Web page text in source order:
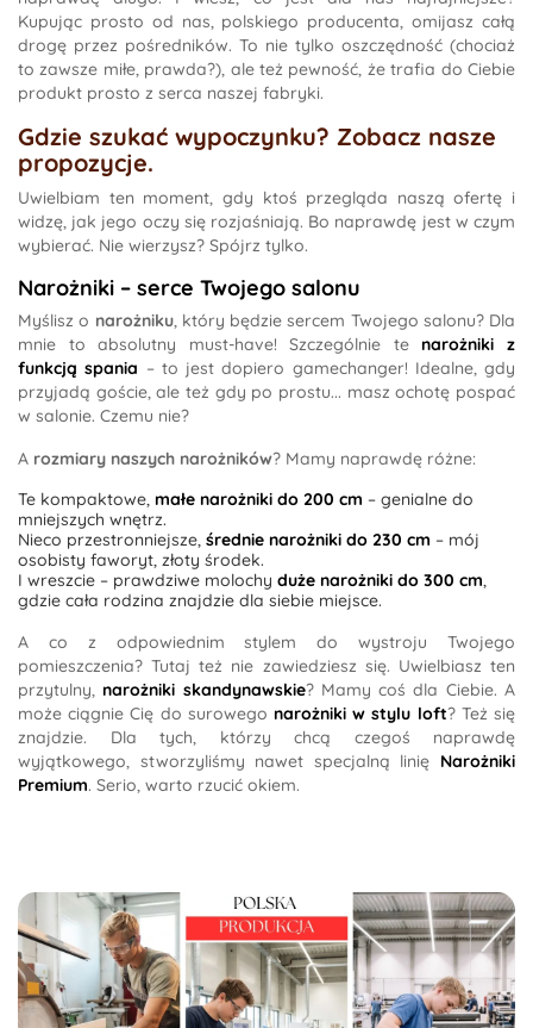
Kupując prosto od nas, polskiego producenta, omijasz całą
drogę przez pośredników. To nie tylko oszczędność (chociaż
to zawsze miłe, prawda?), ale też pewność, że trafia do Ciebie
produkt prosto z serca naszej fabryki.
Gdzie szukać wypoczynku? Zobacz nasze
propozycje.
Uwielbiam ten moment, gdy ktoś przegląda naszą ofertę i
widzę, jak jego oczy się rozjaśniają. Bo naprawdę jest w czym
wybierać. Nie wierzysz? Spójrz tylko.
Narożniki – serce Twojego salonu
Myślisz o narożniku, który będzie sercem Twojego salonu? Dla
mnie to absolutny must-have! Szczególnie tenarożniki z
funkcją spania – to jest dopiero gamechanger! Idealne, gdy
przyjadą goście, ale też gdy po prostu... masz ochotę pospać
w salonie. Czemu nie?
A rozmiary naszych narożników? Mamy naprawdę różne:
Te kompaktowe, małe narożniki do 200 cm – genialne do
mniejszych wnętrz.
Nieco przestronniejsze, średnie narożniki do 230 cm – mój
osobisty faworyt, złoty środek.
I wreszcie – prawdziwe molochy duże narożniki do 300 cm,
gdzie cała rodzina znajdzie dla siebie miejsce.
A co z odpowiednim stylem do wystroju Twojego
pomieszczenia? Tutaj też nie zawiedziesz się. Uwielbiasz ten
przytulny,narożniki skandynawskie? Mamy coś dla Ciebie. A
może ciągnie Cię do surowego narożniki w stylu loft? Też się
znajdzie. Dla tych, którzy chcą czegoś naprawdę
wyjątkowego, stworzyliśmy nawet specjalną linię Narożniki
Premium. Serio, warto rzucić okiem.